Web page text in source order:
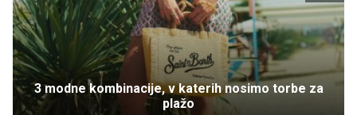
3 modne kombinacije, v katerih nosimo torbe za
plažo